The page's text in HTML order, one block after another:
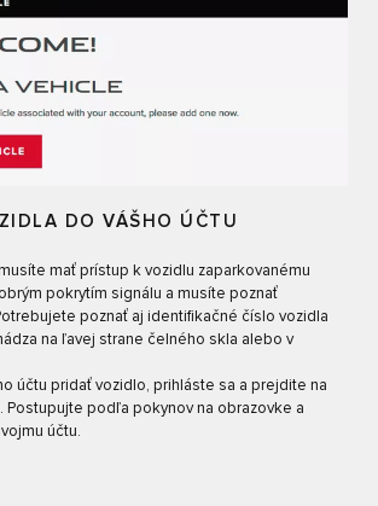
DO VÁŠHO ÚČTU
mať prístup k vozidlu zaparkovanému
pokrytím signálu a musíte poznať
poznať aj identifikačné číslo vozidla
na ľavej strane čelného skla alebo v
účtu pridať vozidlo, prihláste sa a prejdite na
Postupujte podľa pokynov na obrazovke a
účtu.